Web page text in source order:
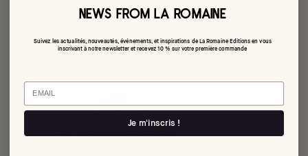
NEWS FROM LA ROMAINE
Suivez les actualités, nouveautés, événements, et inspirations de La Romaine Editions en vous
inscrivant à notre newsletter et recevez 10 % sur votre première commande
Email
Je m'inscris !